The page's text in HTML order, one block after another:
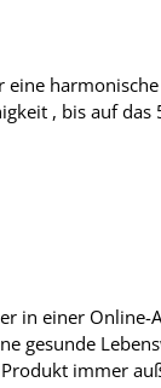
, bis auf das
in einer
gesunde
immer